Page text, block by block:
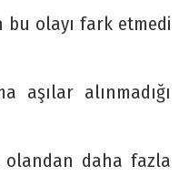
bu olayı fark etmedi
aşılar alınmadığı
olandan daha fazla